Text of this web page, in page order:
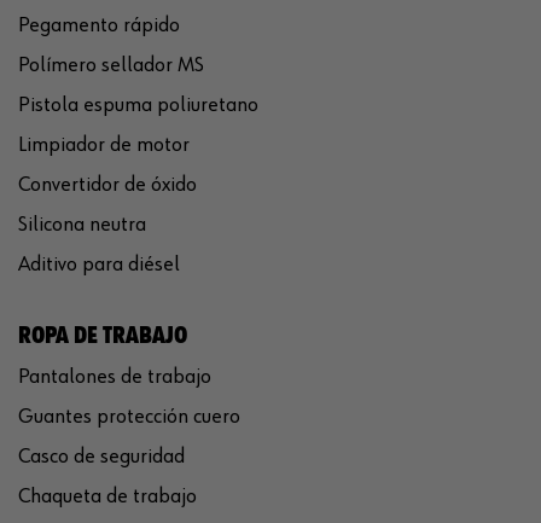
Pegamento rápido
Polímero sellador MS
Pistola espuma poliuretano
Limpiador de motor
Convertidor de óxido
Silicona neutra
Aditivo para diésel
ROPA DE TRABAJO
Pantalones de trabajo
Guantes protección cuero
Casco de seguridad
Chaqueta de trabajo